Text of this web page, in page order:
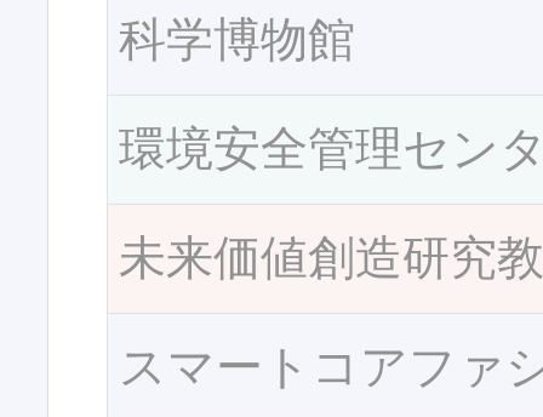
科学博物館
環境安全管理セン
未来価値創造研究
スマートコアファ